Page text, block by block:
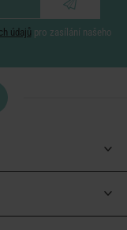
údajů pro zasílání našeho